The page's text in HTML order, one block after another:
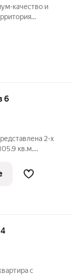
кухня-
6
2-х
кв.м.
в
с